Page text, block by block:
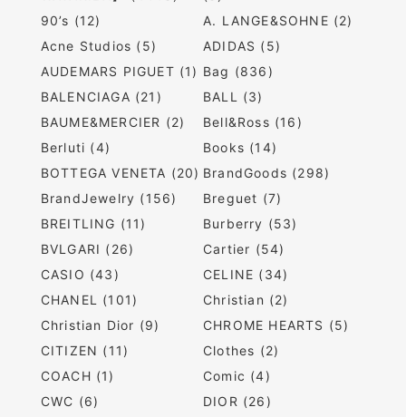
90’s (12)
A. LANGE&SOHNE (2)
Acne Studios (5)
ADIDAS (5)
AUDEMARS PIGUET (1) Bag (836)
BALENCIAGA (21)
BALL (3)
BAUME&MERCIER (2)
Bell&Ross (16)
Berluti (4)
Books (14)
BOTTEGA VENETA (20) BrandGoods (298)
BrandJewelry (156)
Breguet (7)
BREITLING (11)
Burberry (53)
BVLGARI (26)
Cartier (54)
CASIO (43)
CELINE (34)
CHANEL (101)
Christian (2)
Christian Dior (9)
CHROME HEARTS (5)
CITIZEN (11)
Clothes (2)
COACH (1)
Comic (4)
CWC (6)
DIOR (26)